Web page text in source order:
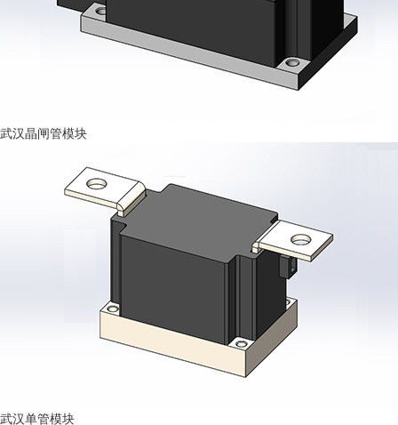
武汉晶闸管模块
武汉单管模块